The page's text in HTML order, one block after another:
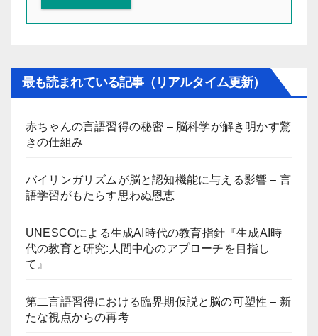
最も読まれている記事（リアルタイム更新）
赤ちゃんの言語習得の秘密 – 脳科学が解き明かす驚
きの仕組み
バイリンガリズムが脳と認知機能に与える影響 – 言
語学習がもたらす思わぬ恩恵
UNESCOによる生成AI時代の教育指針『生成AI時
代の教育と研究:人間中心のアプローチを目指し
て』
第二言語習得における臨界期仮説と脳の可塑性 – 新
たな視点からの再考